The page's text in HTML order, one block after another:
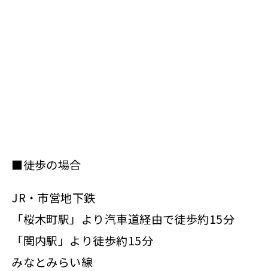
■徒歩の場合
JR・市営地下鉄
「桜木町駅」より汽車道経由で徒歩約15分
「関内駅」より徒歩約15分
みなとみらい線